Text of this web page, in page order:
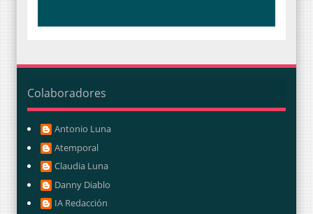
Colaboradores
Antonio Luna
Atemporal
Claudia Luna
Danny Diablo
IA Redacción